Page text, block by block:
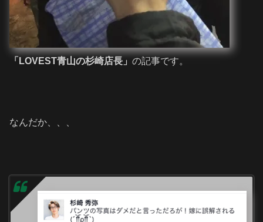
「LOVEST青山の杉崎店長」 の記事です。
なんだか、、、